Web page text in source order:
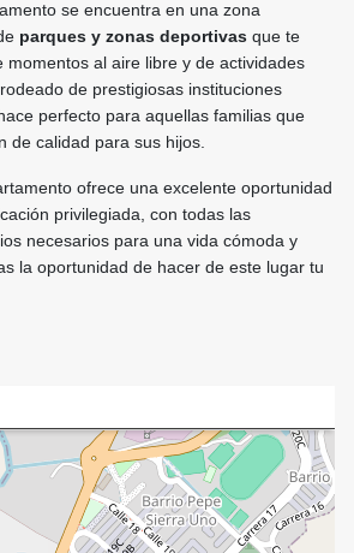
se encuentra en una zona
parques y zonas deportivas que te
momentos al aire libre y de actividades
de prestigiosas instituciones
perfecto para aquellas familias que
de calidad para sus hijos.
ofrece una excelente oportunidad
privilegiada, con todas las
necesarios para una vida cómoda y
la oportunidad de hacer de este lugar tu